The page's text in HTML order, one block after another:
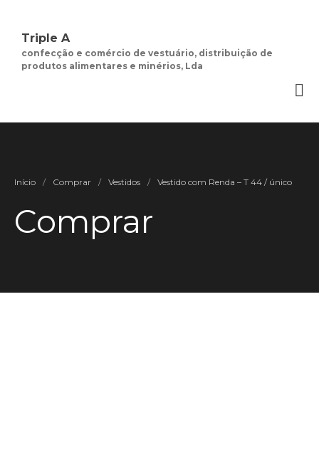
Moda Feminina
Social
Triple A
confecção e comércio de vestuário, distribuição de
produtos alimentares e minérios, Lda
Início / Comprar / Vestidos / Vestido com Renda – T 44 / único
Comprar